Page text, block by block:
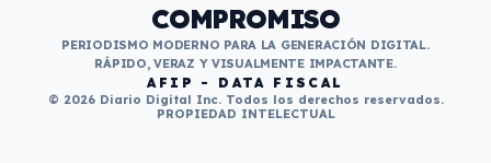
COMPROMISO
PERIODISMO MODERNO PARA LA GENERACIÓN DIGITAL.
RÁPIDO, VERAZ Y VISUALMENTE IMPACTANTE.
AFIP - DATA FISCAL
© 2026 Diario Digital Inc. Todos los derechos reservados.
PROPIEDAD INTELECTUAL